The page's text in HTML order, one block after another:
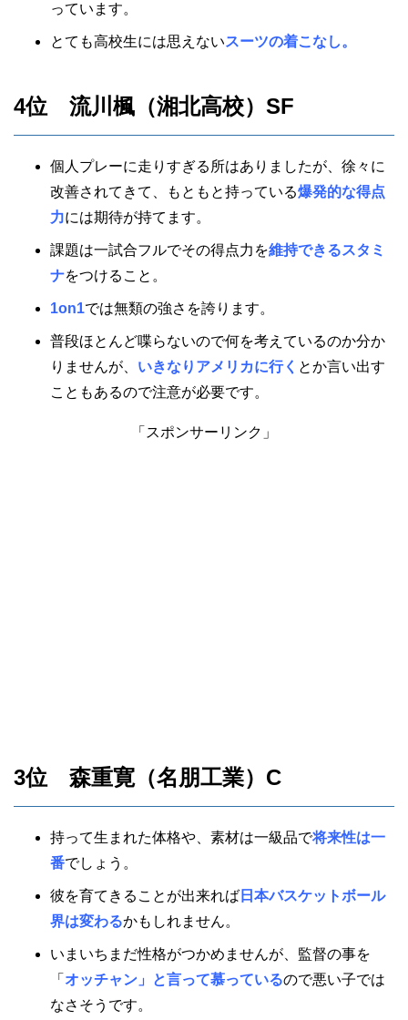
っています。
とても高校生には思えないスーツの着こなし。
4位 流川楓（湘北高校）SF
個人プレーに走りすぎる所はありましたが、徐々に
改善されてきて、もともと持っている爆発的な得点
力には期待が持てます。
課題は一試合フルでその得点力を維持できるスタミ
ナをつけること。
1on1では無類の強さを誇ります。
普段ほとんど喋らないので何を考えているのか分か
りませんが、 いきなりアメリカに行く とか言い出す
こともあるので注意が必要です。
「スポンサーリンク」
3位 森重寛（名朋工業）C
持って生まれた体格や、素材は一級品で将来性は一
番でしょう。
彼を育てきることが出来れば 日本バスケットボール
界は変わるかもしれません。
いまいちまだ性格がつかめませんが、監督の事を
「 オッチャン」と言って慕っているので悪い子では
なさそうです。